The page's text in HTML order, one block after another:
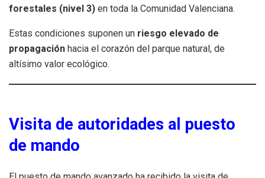
forestales (nivel 3) en toda la Comunidad Valenciana.
Estas condiciones suponen un riesgo elevado de
propagación hacia el corazón del parque natural, de
altísimo valor ecológico.
Visita de autoridades al puesto
de mando